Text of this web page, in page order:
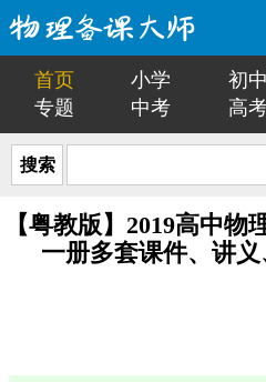
首页 小学 初中
专题
中考 高
搜索
【粤教版】2019高中
一册多套课件、讲义